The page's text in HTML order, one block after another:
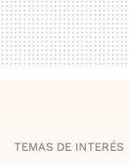
TEMAS DE INTERÉS